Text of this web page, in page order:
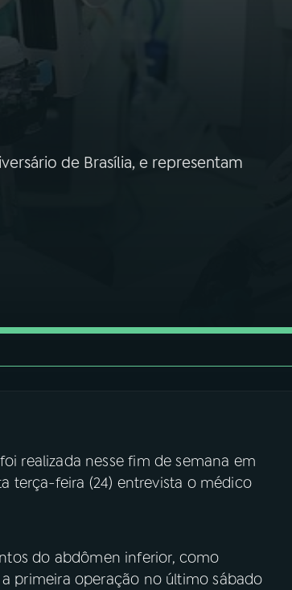
de Brasília, e representam
realizada nesse fim de semana em
terça-feira (24) entrevista o médico
do abdômen inferior, como
primeira operação no último sábado